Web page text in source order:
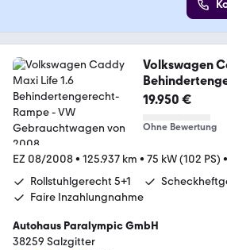
Volkswagen
19.950 €
Ohne Bewertung
EZ 08/2008• 125.937 km • 75 kW (102 PS) •
Rollstuhlgerecht 5+1
Faire Inzahlungnahme
Autohaus Paralympic GmbH
38259 Salzgitter